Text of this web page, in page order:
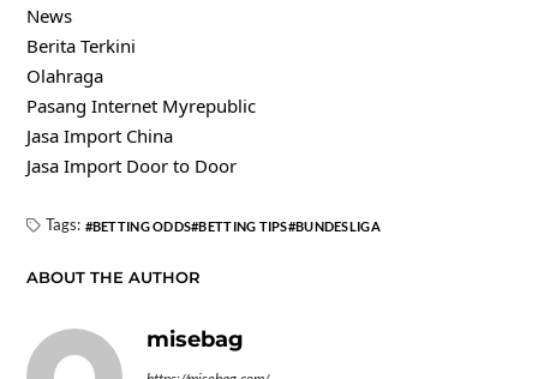
News
Berita Terkini
Olahraga
Pasang Internet Myrepublic
Jasa Import China
Jasa Import Door to Door
Tags: BETTING ODDS BETTING TIPS BUNDESLIGA
ABOUT THE AUTHOR
misebag